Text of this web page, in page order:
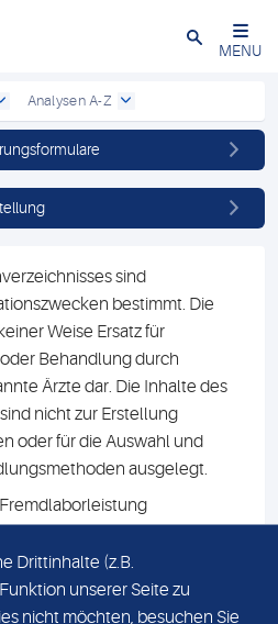
Schließen
MENU
Analysen A-Z
sind
bestimmt. Die
Weise Ersatz für
Behandlung durch
Ärzte dar. Die Inhalte des
nicht zur Erstellung
oder für die Auswahl und
ausgelegt.
Mit der Beauftragung der
Sie sich mit dieser
Drittinhalte (z.B.
unserer Seite zu
nicht möchten, besuchen Sie